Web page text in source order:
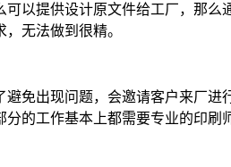
可以提供设计原文件给工厂，那
无法做到很精。
免出现问题，会邀请客户来厂
的工作基本上都需要专业的印刷